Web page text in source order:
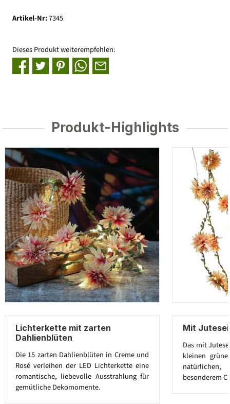
Artikel-Nr:7345
Dieses Produkt weiterempfehlen:
Produkt-Highlights
Lichterkette mit zarten
Dahlienblüten
Die 15 zarten Dahlienblüten in Creme und
Rosé verleihen der LED Lichterkette eine
romantische, liebevolle Ausstrahlung für
gemütliche Dekomomente.
Mit
Das mit
kleinen
besonderem